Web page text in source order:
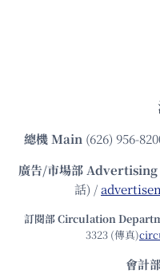
總機Main (626) 956-
廣告/市場部
話) /
訂閱部 Circulation
3323 (傳真)
會計